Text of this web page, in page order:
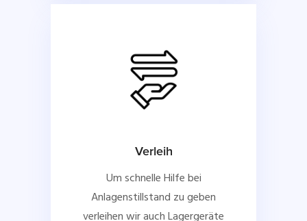
Verleih
Um schnelle Hilfe bei
Anlagenstillstand zu geben
verleihen wir auch Lagergeräte